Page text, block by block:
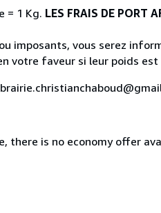
= 1 Kg. LES FRAIS DE PORT
imposants, vous serez
votre faveur si leur poids
there is no economy offer